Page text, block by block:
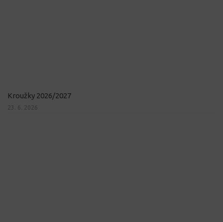
Kroužky 2026/2027
23. 6. 2026